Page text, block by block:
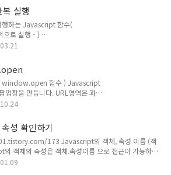
요. Javascript export to Excel 100 200 300 400
기 Export table to Excel 첨부파일 (과거버전) 첨부
원) 개인적으로 이름을 받는 형식으로 변경하면 좋을
실행
행하는 Javascript 함수(
으로 실행 - ]
jsref/met_win_setinterval.a
jsref/met_win_clearinterval
window.open 함수 ) Javascript
업창을 만듭니다. URL영역은 과거
사용하는 Browser에서는 숨길
window.open(URL,
1) URL - 웹 문서 URL
이름 (target 이름) 3)
= 전체 창. (yes/no)(default :
성화. (yes/no)(default : yes) -
성 확인하기
173 Javascript의 객체, 속성 이름 (객
객체의 속성은 객체.속성이름 으로 접근이 가능하
있는데 바로 객체['속성이름'] 이 그것이다. var obj